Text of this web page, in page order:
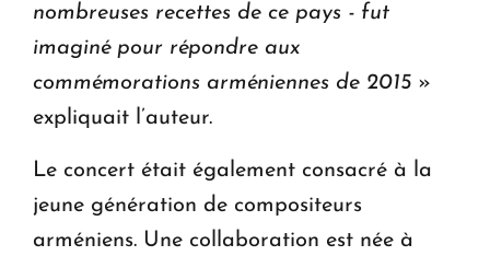
nombreuses recettes de ce pays - fut
imaginé pour répondre aux
commémorations arméniennes de 2015 »
expliquait l’auteur.
Le concert était également consacré à la
jeune génération de compositeurs
arméniens. Une collaboration est née à